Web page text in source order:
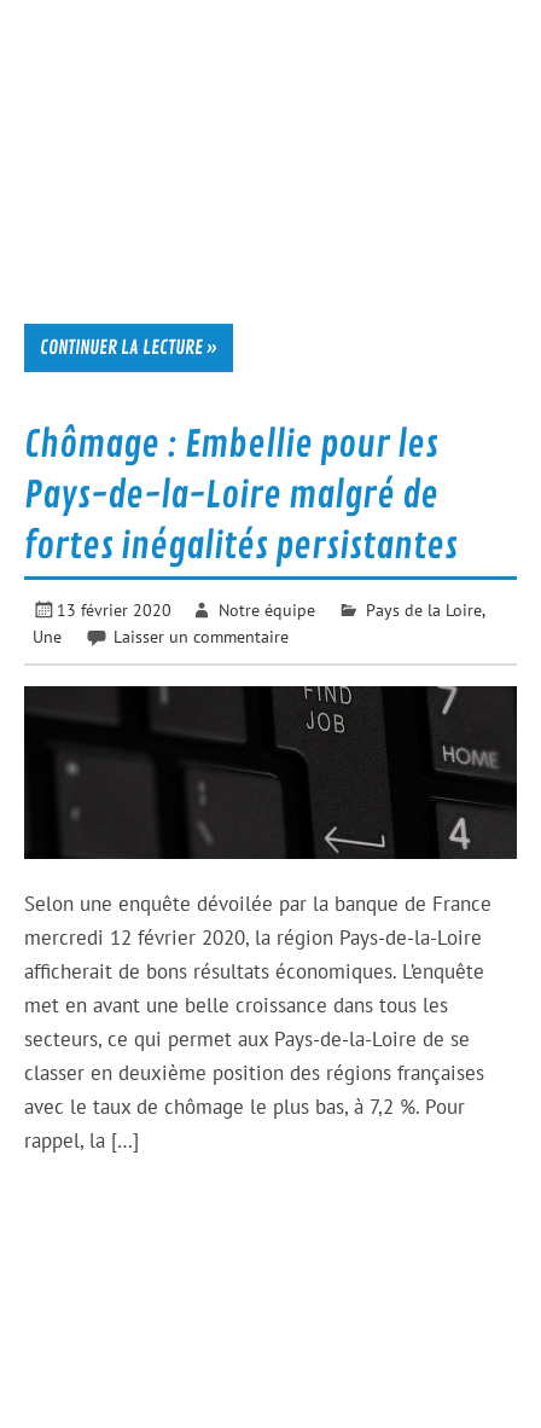
CONTINUER LA LECTURE »
Chômage : Embellie pour les
Pays-de-la-Loire malgré de
fortes inégalités persistantes
13 février 2020 Notre équipe Pays de la Loire,
Une
Laisser un commentaire
Selon une enquête dévoilée par la banque de France
mercredi 12 février 2020, la région Pays-de-la-Loire
afficherait de bons résultats économiques. L’enquête
met en avant une belle croissance dans tous les
secteurs, ce qui permet aux Pays-de-la-Loire de se
classer en deuxième position des régions françaises
avec le taux de chômage le plus bas, à 7,2 %. Pour
rappel, la […]